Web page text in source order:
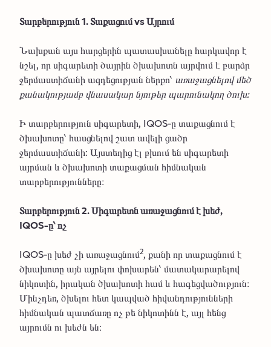
Տարբերություն 1. Տաքացում vs Այրում
Նախքան այս հարցերին պատասխանելը հարկավոր է
նշել, որ սիգարետի ծայրին ծխախոտն այրվում է բարձր
ջերմաստիճանի ազդեցության ներքո՝ առաջացնելով մեծ
քանակությամբ վնասակար նյութեր պարունակող ծուխ:
Ի տարբերություն սիգարետի, IQOS-ը տաքացնում է
ծխախոտը՝ հասցնելով շատ ավելի ցածր
ջերմաստիճանի: Այստեղից էլ բխում են սիգարետի
այրման և ծխախոտի տաքացման հիմնական
տարբերությունները։
Տարբերություն 2. Սիգարետն առաջացնում է խեժ,
IQOS-ը՝ ոչ
IQOS-ը խեժ չի առաջացնում2, քանի որ տաքացնում է
ծխախոտը այն այրելու փոխարեն՝ մատակարարելով
նիկոտին, իրական ծխախոտի համ և հագեցվածություն։
Մինչդեռ, ծխելու հետ կապված հիվանդությունների
հիմնական պատճառը ոչ թե նիկոտինն է, այլ հենց
այրումն ու խեժն են։